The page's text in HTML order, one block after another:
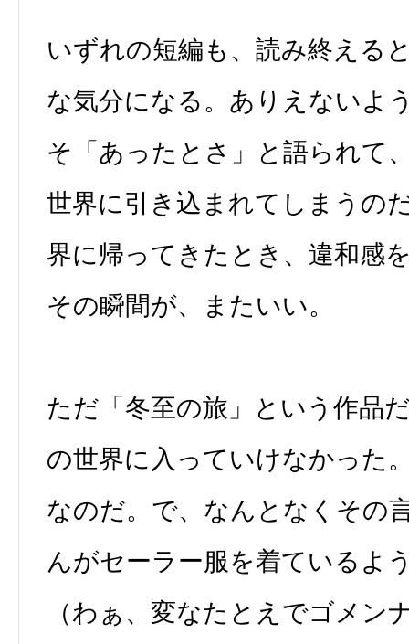
いずれの短編も、読み終える
な気分になる。ありえないよ
そ「あったとさ」と語られて
世界に引き込まれてしまうの
界に帰ってきたとき、違和感
その瞬間が、またいい。
ただ「冬至の旅」という作品
の世界に入っていけなかった
なのだ。で、なんとなくその
んがセーラー服を着ているよ
（わぁ、変なたとえでゴメン